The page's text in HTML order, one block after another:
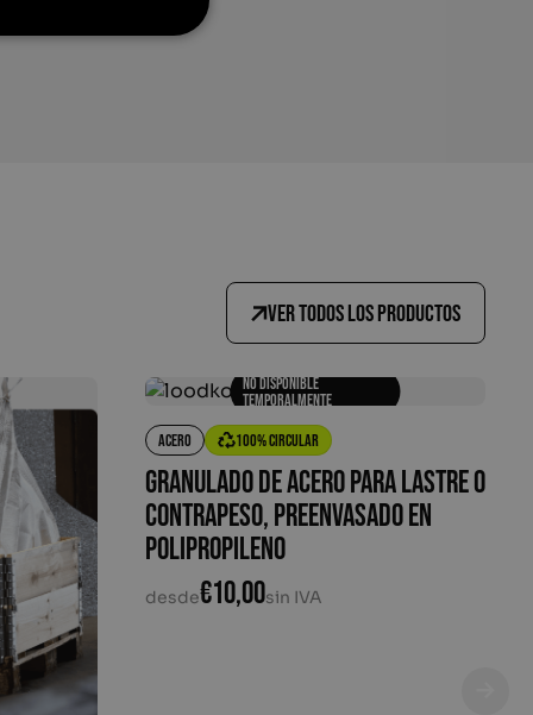
Ver todos los productos
No disponible
temporalmente
Acero
100% circular
Granulado de acero para lastre o
contrapeso, preenvasado en
polipropileno
desde€10,00sin IVA